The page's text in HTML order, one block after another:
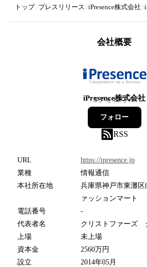
トップ プレスリリース iPresence株式会社
会社概要
iPresence株式会社
5フォロワー
フォロー
RSS
URL
https://ipresence.jp
業種
情報通信
本社所在地
兵庫県神戸市東灘区
ァッションマート
電話番号
-
代表者名
クリストファーズ
上場
未上場
資本金
2560万円
設立
2014年05月